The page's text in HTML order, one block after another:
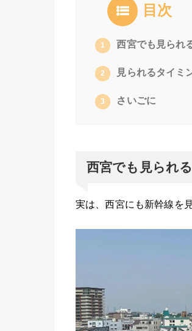
目次
1 西宮でも見られ
2 見られるタイミ
3 さいごに
西宮でも見られ
実は、西宮にも新幹線を